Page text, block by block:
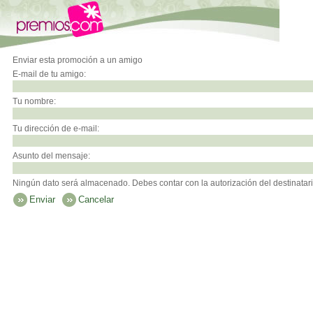
Enviar esta promoción a un amigo
E-mail de tu amigo:
Tu nombre:
Tu dirección de e-mail:
Asunto del mensaje:
Ningún dato será almacenado. Debes contar con la autorización del
Enviar Cancelar